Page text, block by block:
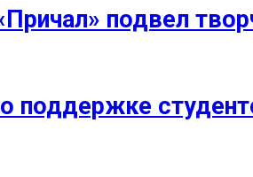
подвел
поддержке